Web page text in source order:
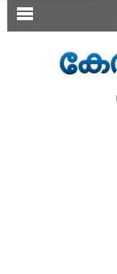
SECTIONS